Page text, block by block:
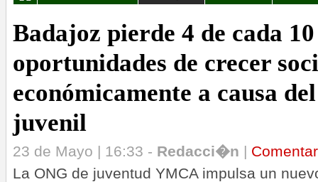
Badajoz pierde 4 de cada 10
oportunidades de crecer
económicamente a causa
juvenil
23 de Mayo | 16:33 - Redacci�n | Comentar
La ONG de juventud YMCA impulsa un